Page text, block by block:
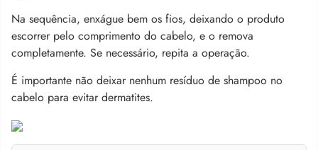
Na sequência, enxágue bem os fios, deixando o produto
escorrer pelo comprimento do cabelo, e o remova
completamente. Se necessário, repita a operação.
É importante não deixar nenhum resíduo de shampoo no
cabelo para evitar dermatites.